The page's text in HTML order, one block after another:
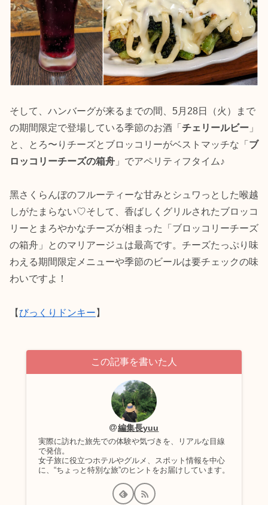
そして、ハンバーグが来るまでの間、5月28日（火）まで
の期間限定で登場している季節のお酒「 チェリールビー 」
と、とろ〜りチーズとブロッコリーがベストマッチな「 ブ
ロッコリーチーズの箱舟 」でアペリティフタイム♪
⿊さくらんぼのフルーティーな⽢みとシュワっとした喉越
しがたまらない♡そして、香ばしくグリルされたブロッコ
リーとまろやかなチーズが相まった「ブロッコリーチーズ
の箱舟」とのマリアージュは最高です。チーズたっぷり味
わえる期間限定メニューや季節のビールは要チェックの味
わいですよ！
【 びっくりドンキー 】
この記事を書いた人
編集長yuu
実際に訪れた旅先での体験や気づきを、リアルな目線
で発信。
女子旅に役立つホテルやグルメ、スポット情報を中心
に、“ちょっと特別な旅”のヒントをお届けしています。